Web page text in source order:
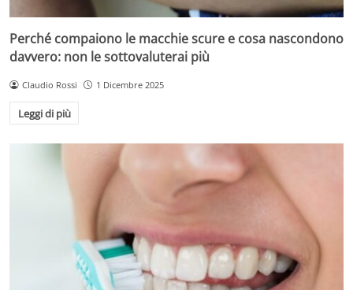
Perché compaiono le macchie scure e cosa nascondono
davvero: non le sottovaluterai più
Claudio Rossi 1 Dicembre 2025
Leggi di più